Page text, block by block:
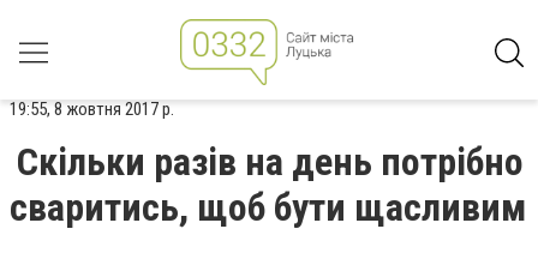
19:55, 8 жовтня 2017 р.
Скільки разів на день потрібно
сваритись, щоб бути щасливим